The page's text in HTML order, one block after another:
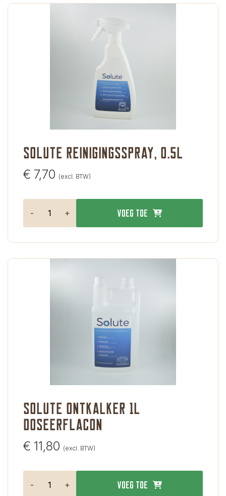
Solute reinigingsspray, 0.5L
€ 7,70 (excl. BTW)
- + Voeg toe
Solute ontkalker 1L
doseerflacon
€ 11,80 (excl. BTW)
- + Voeg toe